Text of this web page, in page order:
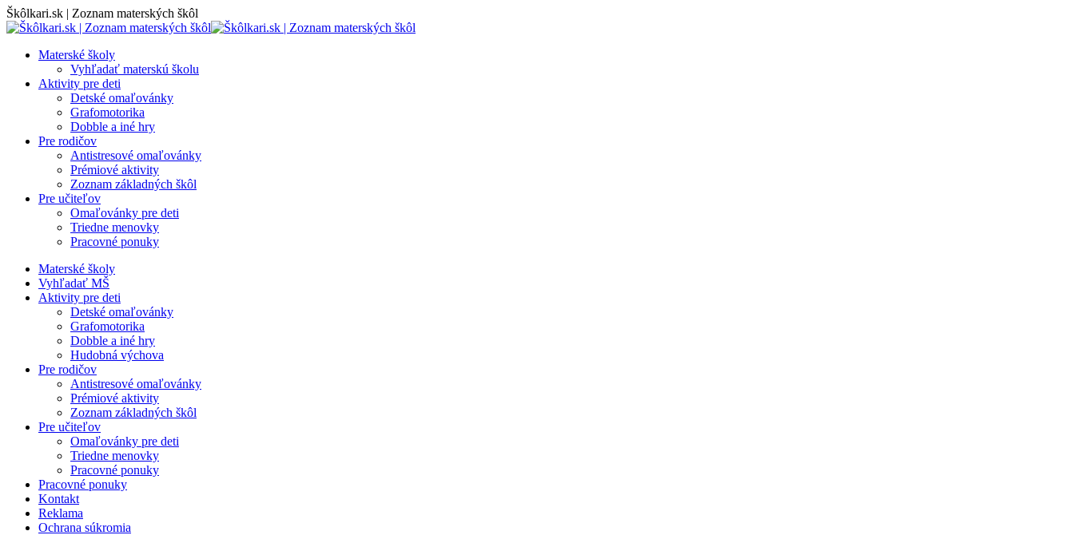
Skip
to
Škôlkari.sk | Zoznam materských škôl
Materské školy
Vyhľadať materskú školu
Aktivity pre deti
Detské omaľovánky
Grafomotorika
Dobble a iné hry
Pre rodičov
Antistresové omaľovánky
Prémiové aktivity
Zoznam základných škôl
Pre učiteľov
Omaľovánky pre deti
Triedne menovky
Pracovné ponuky
Materské školy
Vyhľadať MŠ
Aktivity pre deti
Detské omaľovánky
Grafomotorika
Dobble a iné hry
Hudobná výchova
Pre rodičov
Antistresové omaľovánky
Prémiové aktivity
Zoznam základných škôl
Pre učiteľov
Omaľovánky pre deti
Triedne menovky
Pracovné ponuky
Pracovné ponuky
Kontakt
Reklama
Ochrana súkromia